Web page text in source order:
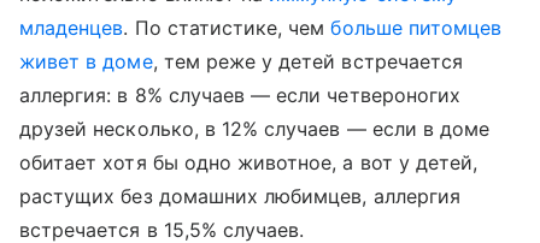
младенцев. По статистике, чембольше питомцев
живет в доме, тем реже у детей встречается
аллергия: в 8% случаев — если четвероногих
друзей несколько, в 12% случаев — если в доме
обитает хотя бы одно животное, а вот у детей,
растущих без домашних любимцев, аллергия
встречается в 15,5% случаев.